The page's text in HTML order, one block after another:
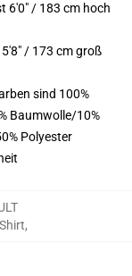
6'0" / 183 cm hoch
/ 173 cm groß
sind 100%
Baumwolle/10%
Polyester
,